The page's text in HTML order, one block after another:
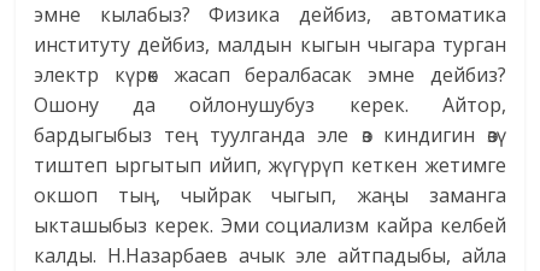
эмне кылабыз? Физика дейбиз, автоматика
институту дейбиз, малдын кыгын чыгара турган
электр күрөк жасап бералбасак эмне дейбиз?
Ошону да ойлонушубуз керек. Айтор,
бардыгыбыз тең туулганда эле өз киндигин өзү
тиштеп ыргытып ийип, жүгүрүп кеткен жетимге
окшоп тың, чыйрак чыгып, жаңы заманга
ыкташыбыз керек. Эми социализм кайра келбей
калды. Н.Назарбаев ачык эле айтпадыбы, айла